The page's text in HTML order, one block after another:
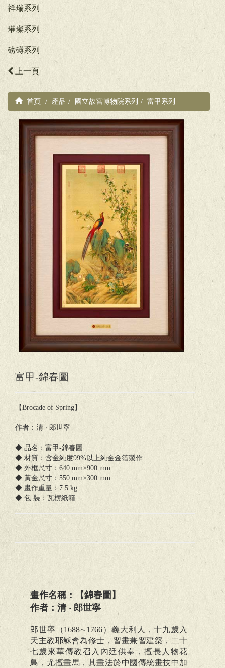
祥瑞系列
璀璨系列
磅礡系列
上一頁
首頁 產品 國立故宮博物院系列 富甲系列
富甲-錦春圖
【Brocade of Spring】
作者：清 ‧ 郎世寧
◆ 品名：富甲-錦春圖
◆ 材質：含金純度99%以上純金金箔製作
◆ 外框尺寸：640 mm×900 mm
◆ 黃金尺寸：550 mm×300 mm
◆ 畫作重量：7.5 kg
◆ 包 裝：瓦楞紙箱
畫作名稱：【錦春圖】
作者：清 ‧ 郎世寧
郎世寧（1688∼1766）義大利人，十九歲入
天主教耶穌會為修士，習畫兼習建築，二十
七歲來華傳教召入內廷供奉，擅長人物花
鳥，尤擅畫馬，其畫法於中國傳統畫技中加